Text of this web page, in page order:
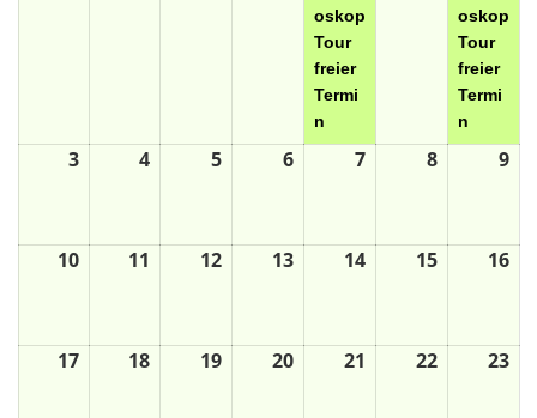
oskop
Tour
freier
Termi
n
oskop
Tour
freier
Termi
n
3 4 5 6 7 8 9
10 11 12 13 14 15 16
17 18 19 20 21 22 23